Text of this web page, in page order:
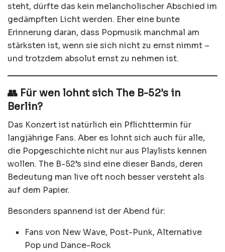
steht, dürfte das kein melancholischer Abschied im
gedämpften Licht werden. Eher eine bunte
Erinnerung daran, dass Popmusik manchmal am
stärksten ist, wenn sie sich nicht zu ernst nimmt –
und trotzdem absolut ernst zu nehmen ist.
👥 Für wen lohnt sich The B-52’s in
Berlin?
Das Konzert ist natürlich ein Pflichttermin für
langjährige Fans. Aber es lohnt sich auch für alle,
die Popgeschichte nicht nur aus Playlists kennen
wollen. The B-52’s sind eine dieser Bands, deren
Bedeutung man live oft noch besser versteht als
auf dem Papier.
Besonders spannend ist der Abend für:
Fans von New Wave, Post-Punk, Alternative
Pop und Dance-Rock